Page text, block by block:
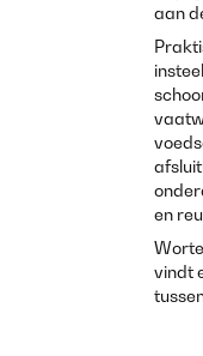
aan
en
vindt